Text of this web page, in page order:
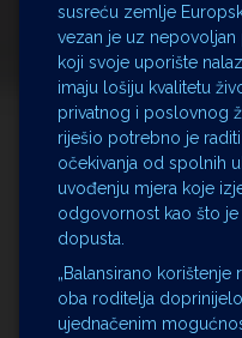
susreću zemlje
vezan je uz nepovoljan
koji svoje uporište
imaju lošiju kvalitetu
privatnog i poslovnog
riješio potrebno je
očekivanja od spolnih
uvođenju mjera koje
odgovornost kao što
dopusta.
„Balansirano
oba roditelja
ujednačenim